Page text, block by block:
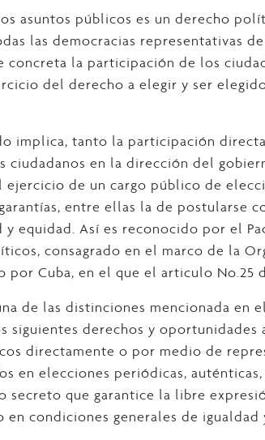
asuntos públicos es un derecho
las democracias representativas
concreta la participación de los
del derecho a elegir y ser
implica, tanto la participación
ciudadanos en la dirección del
de un cargo público de
entre ellas la de postularse
equidad. Así es reconocido por el
consagrado en el marco de la
por Cuba, en el que el articulo No.25
de las distinciones mencionada en el
siguientes derechos y oportunidades
directamente o por medio de
en elecciones periódicas, auténticas,
secreto que garantice la libre
condiciones generales de igualdad